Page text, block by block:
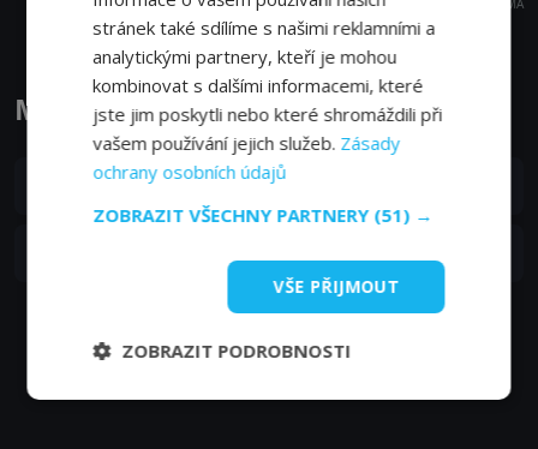
REKLAMA
Ministerstvo strachu epizody
2. epizoda:2. epizoda
04. 12. 1966
stránek také sdílíme s našimi reklamními a
analytickými partnery, kteří je mohou
kombinovat s dalšími informacemi, které
jste jim poskytli nebo které shromáždili při
vašem používání jejich služeb. Zásady
ochrany osobních údajů
ZOBRAZIT VŠECHNY PARTNERY (51) →
VŠE PŘIJMOUT
ZOBRAZIT PODROBNOSTI